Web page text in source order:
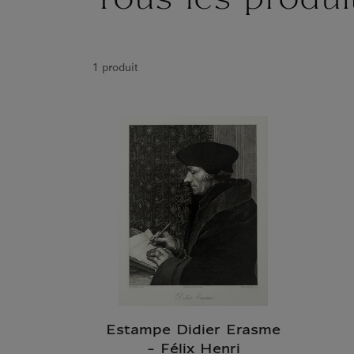
1 produit
Estampe Didier Erasme
- Félix Henri